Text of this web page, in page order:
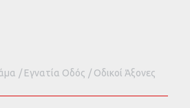
Εγνατία Οδός Οδικοί Άξονες